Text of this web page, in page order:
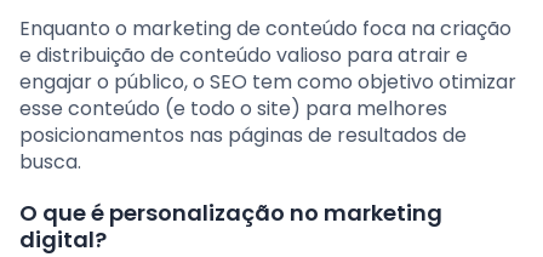
Enquanto o marketing de conteúdo foca na criação
e distribuição de conteúdo valioso para atrair e
engajar o público, o SEO tem como objetivo otimizar
esse conteúdo (e todo o site) para melhores
posicionamentos nas páginas de resultados de
busca.
O que é personalização no marketing
digital?